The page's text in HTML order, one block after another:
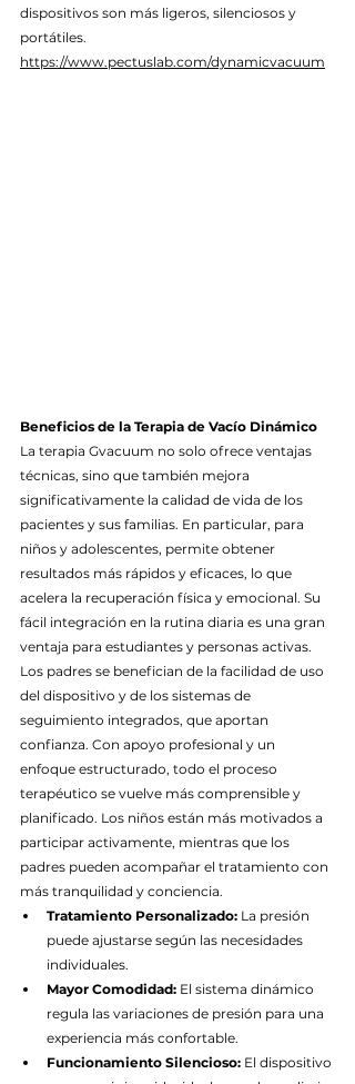
dispositivos son más ligeros, silenciosos y
portátiles.
https://www.pectuslab.com/dynamicvacuum
Beneficios de la Terapia de Vacío Dinámico
La terapia Gvacuum no solo ofrece ventajas
técnicas, sino que también mejora
significativamente la calidad de vida de los
pacientes y sus familias. En particular, para
niños y adolescentes, permite obtener
resultados más rápidos y eficaces, lo que
acelera la recuperación física y emocional. Su
fácil integración en la rutina diaria es una gran
ventaja para estudiantes y personas activas.
Los padres se benefician de la facilidad de uso
del dispositivo y de los sistemas de
seguimiento integrados, que aportan
confianza. Con apoyo profesional y un
enfoque estructurado, todo el proceso
terapéutico se vuelve más comprensible y
planificado. Los niños están más motivados a
participar activamente, mientras que los
padres pueden acompañar el tratamiento con
más tranquilidad y conciencia.
Tratamiento Personalizado: La presión
puede ajustarse según las necesidades
individuales.
Mayor Comodidad: El sistema dinámico
regula las variaciones de presión para una
experiencia más confortable.
Funcionamiento Silencioso: El dispositivo